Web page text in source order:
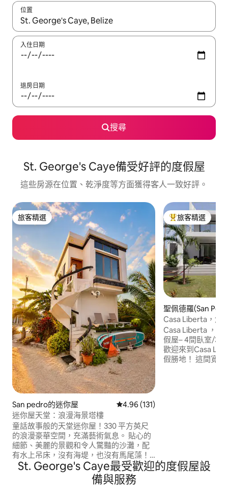
位置
如有搜尋結果，瀏覽內容時請使用上下箭頭，或輕點、滑動裝置。
入住日期
退房日期
搜尋
St. George's Caye備受好評的度假屋
這些房源在位置、乾淨度等方面獲得客人一致好評。
旅客精選
旅客精選
San pedro的迷你屋 從 131 則評價中獲得 4.96 的平
4.96 (131)
迷你屋天堂：浪漫海景塔樓
童話故事般的天堂迷你屋！330 平方英尺
的浪漫豪華空間，充滿藝術氣息。 貼心的
細節、美麗的景觀和令人驚豔的沙灘，配
有水上吊床，沒有海堤，也沒有馬尾藻！
寧靜又安全，位於聖佩德羅以南 4.5 英里
處，距離一家設備齊全的餐廳、酒吧和度
旅客精選榜首
旅客精選
聖佩德羅(San
Casa Liberta，您
Casa Liberta ，貝
假屋– 4間臥室/3
歡迎來到Casa
假勝地！ 這間寬
St. George's Caye最受歡迎的度假屋設
備與服務